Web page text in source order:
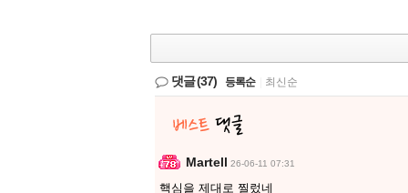
댓글(37) 등록순 최신순
Martell 26-06-11 07:31
핵심을 제대로 찔렀네